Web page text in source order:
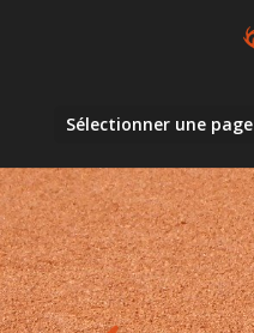
Sélectionner une page